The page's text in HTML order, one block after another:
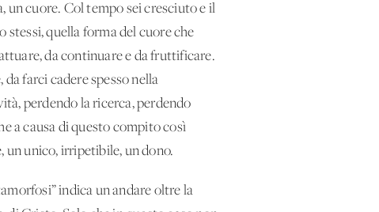
un cuore. Col tempo sei cresciuto e il
stessi, quella forma del cuore che
da continuare e da fruttificare.
farci cadere spesso nella
perdendo la ricerca, perdendo
a causa di questo compito così
un unico, irripetibile, un dono.
indica un andare oltre la